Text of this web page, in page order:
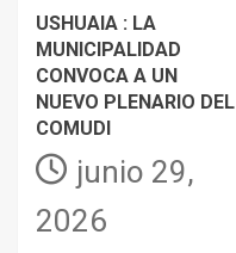
USHUAIA : LA
MUNICIPALIDAD
CONVOCA A UN
NUEVO PLENARIO DEL
COMUDI
junio 29,
2026